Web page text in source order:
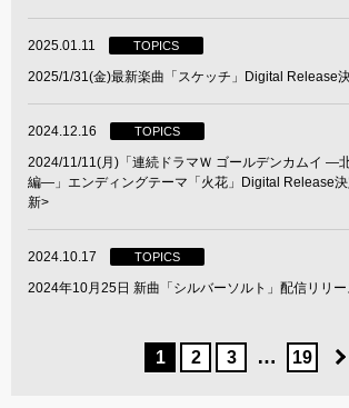
2025.01.11 TOPICS
2025/1/31(金)最新楽曲「スケッチ」Digital Release
2024.12.16 TOPICS
2024/11/11(月)「連続ドラマＷ ゴールデンカムイ ―
編―」エンディングテーマ「火花」Digital Release
新>
2024.10.17 TOPICS
2024年10月25日 新曲「シルバーソルト」配信リリー
1 2 3 … 19